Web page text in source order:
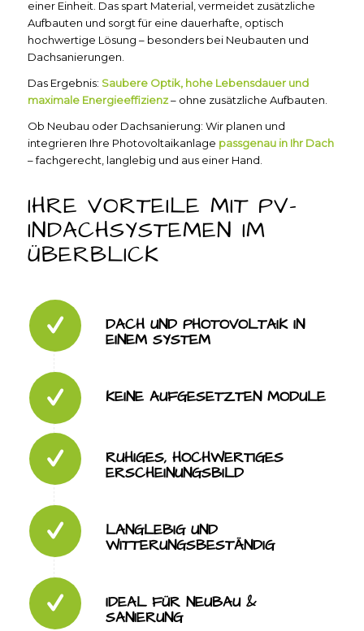
einer Einheit. Das spart Material, vermeidet zusätzliche
Aufbauten und sorgt für eine dauerhafte, optisch
hochwertige Lösung – besonders bei Neubauten und
Dachsanierungen.
Das Ergebnis: Saubere Optik, hohe Lebensdauer und
maximale Energieeffizienz– ohne zusätzliche Aufbauten.
Ob Neubau oder Dachsanierung: Wir planen und
integrieren Ihre Photovoltaikanlage passgenau in Ihr Dach
– fachgerecht, langlebig und aus einer Hand.
IHRE VORTEILE MIT PV-
INDACHSYSTEMEN IM
ÜBERBLICK
DACH UND PHOTOVOLTAIK IN
EINEM SYSTEM
KEINE AUFGESETZTEN MODULE
RUHIGES, HOCHWERTIGES
ERSCHEINUNGSBILD
LANGLEBIG UND
WITTERUNGSBESTÄNDIG
IDEAL FÜR NEUBAU &
SANIERUNG